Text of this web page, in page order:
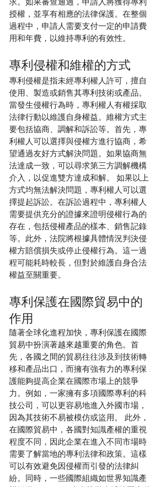
授權，並享有相應的法律保護。在整個
過程中，申請人需要支付一定的申請費
用和年費，以維持專利的有效性。
專利侵權和維權的方式
專利侵權是指未經專利權人許可，擅自
使用、製造或銷售其專利技術或產品。
當發生侵權行為時，專利權人有權採取
法律行動以維護自身權益。維權方式主
要包括協商、調解和訴訟等。首先，專
利權人可以選擇與侵權方進行協商，希
望通過友好方式解決問題。如果協商無
法達成一致，可以尋求第三方調解機構
介入，以促進雙方達成和解。 如果以上
方式均無法解決問題，專利權人可以選
擇提起訴訟。在訴訟過程中，專利權人
需要提供充分的證據來證明侵權行為的
存在，包括侵權產品的樣本、銷售記錄
等。此外，法院將根據具體情況判決侵
權方賠償損失或停止侵權行為。這一過
程可能耗時較長，但對於維護自身合法
權益至關重要。
專利保護在國際貿易中的
作用
隨著全球化進程加快，專利保護在國際
貿易中扮演著越來越重要的角色。首
先，各國之間的貿易往往涉及到技術轉
移和產品出口，而擁有強有力的專利保
護能夠提高企業在國際市場上的競爭
力。例如，一家擁有多項國際專利的科
技公司，可以更容易地進入外國市場，
因為其技術不易被模仿或盜用。 此外，
在國際貿易中，各國對知識產權的重視
程度不同，因此企業在進入不同市場時
需要了解當地的專利法律和政策。這樣
可以有效避免因侵權而引發的法律糾
紛。同時，一些國際組織如世界知識產